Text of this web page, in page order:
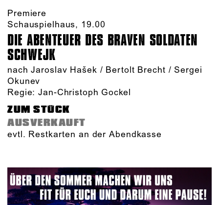
Premiere
Schauspielhaus, 19.00
DIE ABENTEUER DES BRAVEN SOLDATEN
SCHWEJK
nach Jaroslav Hašek / Bertolt Brecht / Sergei
Okunev
Regie: Jan-Christoph Gockel
ZUM STÜCK
AUSVERKAUFT
evtl. Restkarten an der Abendkasse